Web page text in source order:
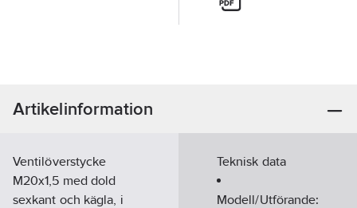
Artikelinformation
Ventilöverstycke
M20x1,5 med dold
sexkant och kägla, i
Teknisk data
Modell/Utförande: